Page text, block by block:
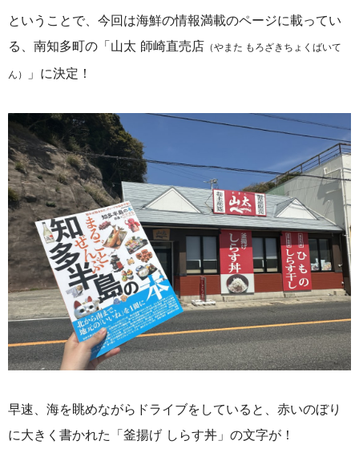
ということで、今回は海鮮の情報満載のページに載ってい
る、南知多町の「山太 師崎直売店 （やまた もろざきちょくばいて
ん） 」に決定！
早速、海を眺めながらドライブをしていると、赤いのぼり
に大きく書かれた「釜揚げ しらす丼」の文字が！